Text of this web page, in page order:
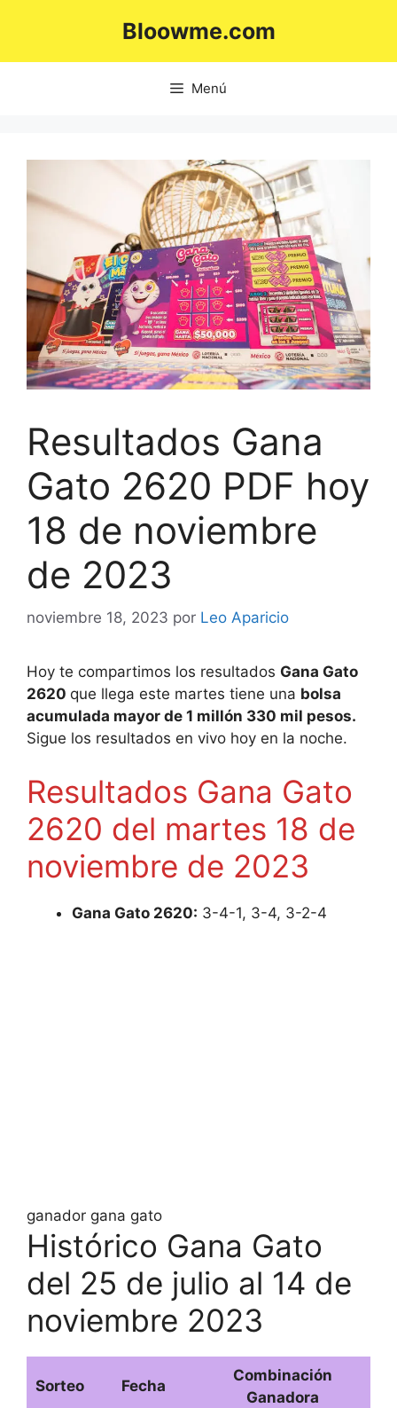
Bloowme.com
Menú
Resultados Gana
Gato 2620 PDF hoy
18 de noviembre
de 2023
noviembre 18, 2023 por Leo Aparicio
Hoy te compartimos los resultados Gana Gato
2620 que llega este martes tiene una bolsa
acumulada mayor de 1 millón 330 mil pesos.
Sigue los resultados en vivo hoy en la noche.
Resultados Gana Gato
2620 del martes 18 de
noviembre de 2023
Gana Gato 2620: 3-4-1, 3-4, 3-2-4
ganador gana gato
Histórico Gana Gato
del 25 de julio al 14 de
noviembre 2023
Sorteo Fecha
Combinación
Ganadora